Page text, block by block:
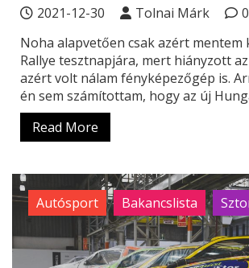
2021-12-30 Tolnai Márk
0
Noha alapvetően csak azért mentem
Rallye tesztnapjára, mert hiányzott
azért volt nálam fényképezőgép is.
én sem számítottam, hogy az új
Read More
Autósport Bakancslista